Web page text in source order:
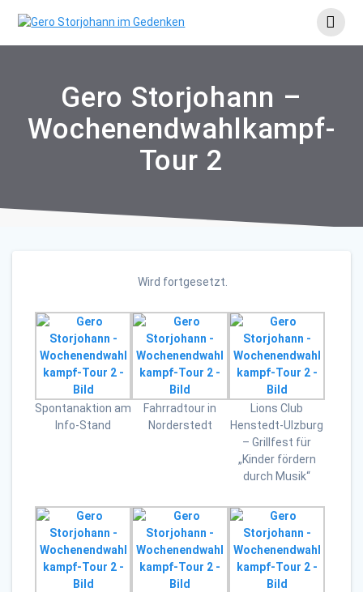
to
Gero Storjohann –
Wochenendwahlkampf-
Tour 2
Wird fortgesetzt.
Spontanaktion am
Info-Stand
Fahrradtour in
Norderstedt
Lions Club
Henstedt-Ulzburg
– Grillfest für
„Kinder fördern
durch Musik“